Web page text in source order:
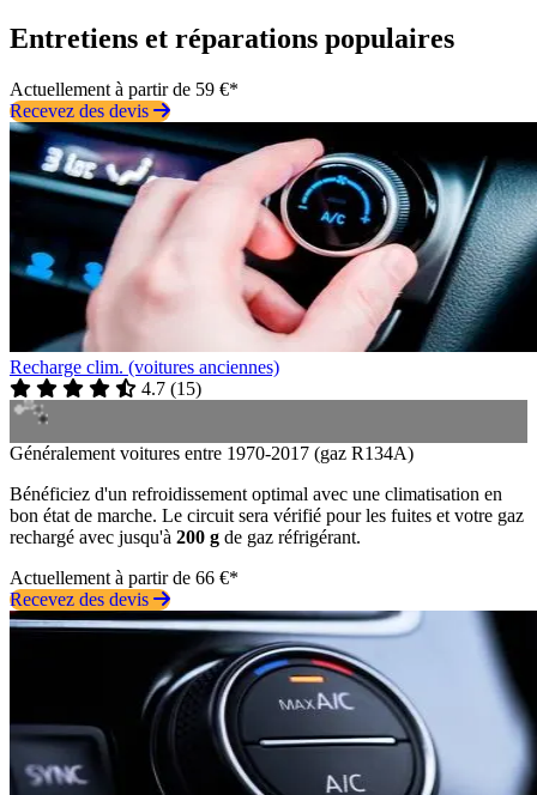
Entretiens et réparations populaires
Actuellement à partir de 59 €*
Recevez des devis
Recharge clim. (voitures anciennes)
4.7 (15)
Généralement voitures entre 1970-2017 (gaz R134A)
Bénéficiez d'un refroidissement optimal avec une climatisation en
bon état de marche. Le circuit sera vérifié pour les fuites et votre gaz
rechargé avec jusqu'à 200 g de gaz réfrigérant.
Actuellement à partir de 66 €*
Recevez des devis